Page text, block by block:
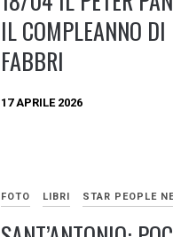
IL COMPLEANNO DI
FABBRI
17 APRILE 2026
FOTO LIBRI STAR PEOPLE